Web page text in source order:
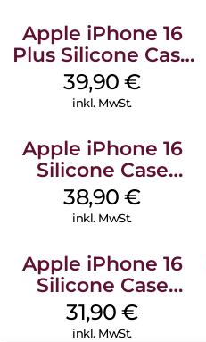
Apple iPhone 16
Plus Silicone Case
MagSafe Plum
39,90€
inkl. MwSt.
Apple iPhone 16
Silicone Case
MagSafe
Ultramarine
38,90€
inkl. MwSt.
Apple iPhone 16
Silicone Case
MagSafe Fuchsia
31,90€
inkl. MwSt.